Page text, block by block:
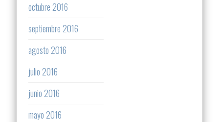
octubre 2016
septiembre 2016
agosto 2016
julio 2016
junio 2016
mayo 2016